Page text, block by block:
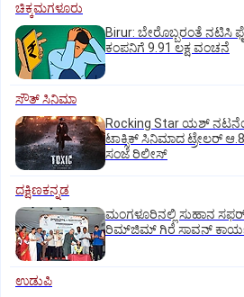
ಚಿಕ್ಕಮಗಳೂರು
Birur: ಬೇರೊಬ್ಬರಂತೆ ನಟಿಸಿ
ಕಂಪನಿಗೆ 9.91 ಲಕ್ಷ ವಂಚನೆ
ಸೌತ್‌ ಸಿನಿಮಾ
Rocking Star ಯಶ್‌
ಟಾಕ್ಸಿಕ್‌ ಸಿನಿಮಾದ ಟ್ರೇಲರ್‌
ಸಂಜೆ ರಿಲೀಸ್
ದಕ್ಷಿಣಕನ್ನಡ
ಮಂಗಳೂರಿನಲ್ಲಿ ಸುಹಾನ
ರಿಮ್‌ಜಿಮ್ ಗಿರೆ ಸಾವನ್
ಉಡುಪಿ